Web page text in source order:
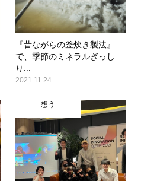
『昔ながらの釜炊き製法』
で、季節のミネラルぎっし
り...
2021.11.24
想う